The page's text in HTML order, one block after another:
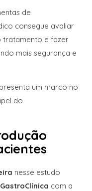
de
consegue avaliar
tratamento e fazer
mais segurança e
um marco no
do
nesse estudo
com a